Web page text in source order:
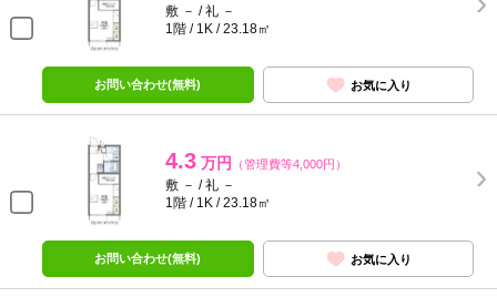
敷 － / 礼 －
1階 / 1K / 23.18㎡
お問い合わせ(無料) お気に入り
4.3 万円 （管理費等4,000円）
敷 － / 礼 －
1階 / 1K / 23.18㎡
お問い合わせ(無料) お気に入り